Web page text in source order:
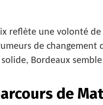
reflète une volonté
de
Bordeaux
de